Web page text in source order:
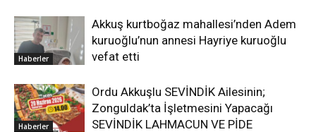
Haberler
Akkuş kurtboğaz mahallesi’nden Adem
kuruoğlu’nun annesi Hayriye kuruoğlu
vefat etti
Haberler
Ordu Akkuşlu SEVİNDİK Ailesinin;
Zonguldak’ta İşletmesini Yapacağı
SEVİNDİK LAHMACUN VE PİDE